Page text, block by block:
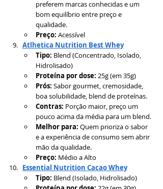
preferem marcas conhecidas e um
bom equilíbrio entre preço e
qualidade.
Preço: Acessível
Atlhetica Nutrition Best Whey
Tipo: Blend (Concentrado, Isolado,
Hidrolisado)
Proteína por dose: 25g (em 35g)
Prós: Sabor gourmet, cremosidade,
boa solubilidade, blend de proteínas.
Contras: Porção maior, preço um
pouco acima da média para um blend.
Melhor para: Quem prioriza o sabor
e a experiência de consumo sem abrir
mão da qualidade.
Preço: Médio a Alto
Essential Nutrition Cacao Whey
Tipo: Blend (Isolado, Hidrolisado)